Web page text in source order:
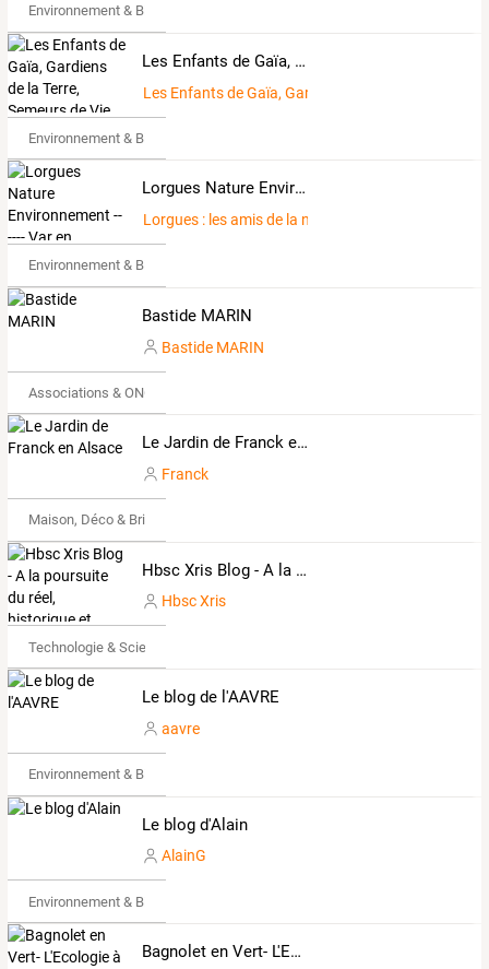
Environnement & Bio
Les Enfants de Gaïa, Gardiens de la Terre, Semeurs de Vie, Passeurs d'Espoirs
Les Enfants de Gaïa, Gardiens de la Terre,
Environnement & Bio
Lorgues Nature Environnement ------ Var en Transition --------------------- 2 blogs en 1 ----------------------------------
Lorgues : les amis de la nature
Environnement & Bio
Bastide MARIN
Bastide MARIN
Associations & ONG
Le Jardin de Franck en Alsace
Franck
Maison, Déco & Bricolage
Hbsc Xris Blog - A la poursuite du réel, historique et scientifique, parce que 1984, nous y sommes presque.
Hbsc Xris
Technologie & Science
Le blog de l'AAVRE
aavre
Environnement & Bio
Le blog d'Alain
AlainG
Environnement & Bio
Bagnolet en Vert- L'Ecologie à Bagnolet